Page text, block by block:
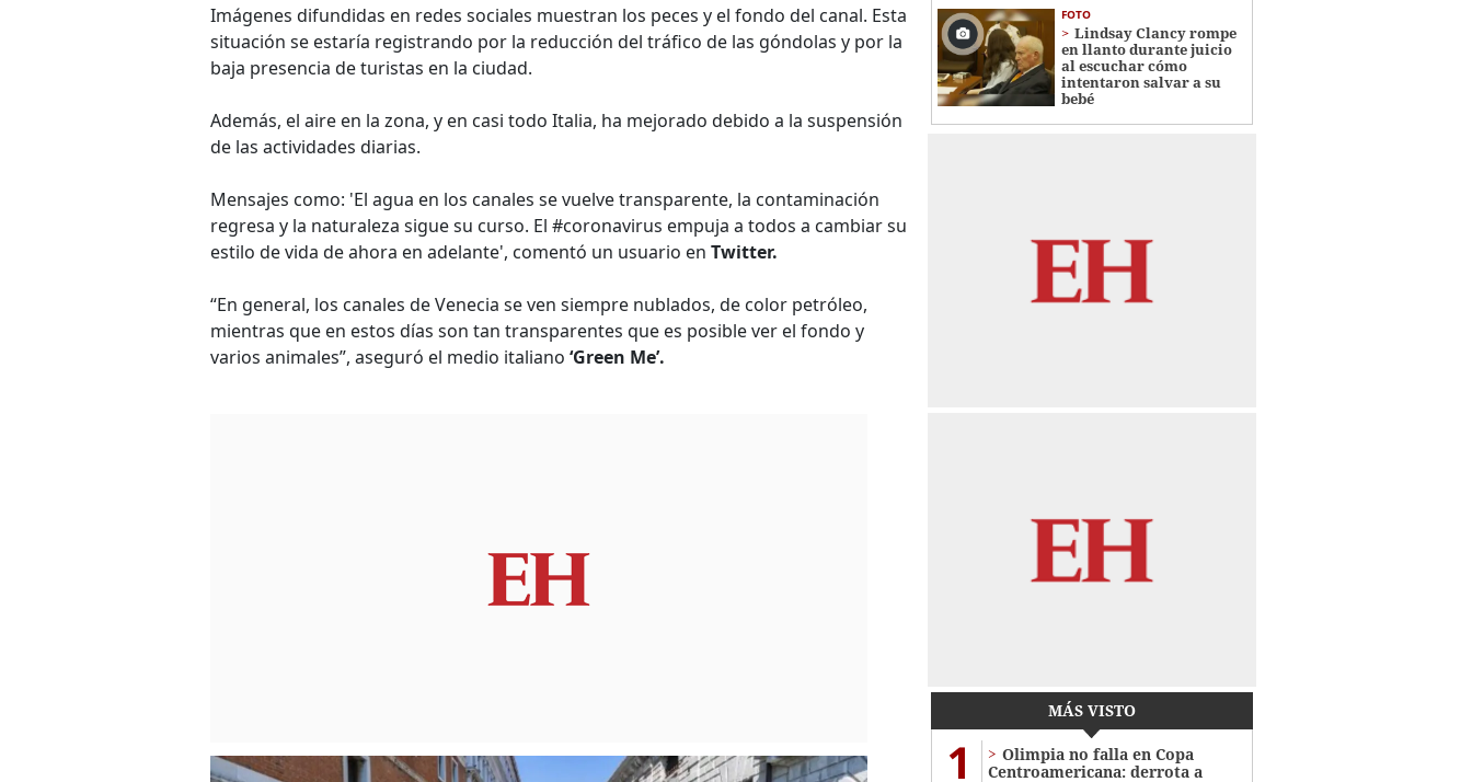
Imágenes difundidas en redes sociales muestran los peces y el fondo del canal. Esta
situación se estaría registrando por la reducción del tráfico de las góndolas y por la
baja presencia de turistas en la ciudad.
Además, el aire en la zona, y en casi todo Italia, ha mejorado debido a la suspensión
de las actividades diarias.
Mensajes como: 'El agua en los canales se vuelve transparente, la contaminación
regresa y la naturaleza sigue su curso. El #coronavirus empuja a todos a cambiar su
estilo de vida de ahora en adelante', comentó un usuario en Twitter.
“En general, los canales de Venecia se ven siempre nublados, de color petróleo,
mientras que en estos días son tan transparentes que es posible ver el fondo y
varios animales”, aseguró el medio italiano ‘Green Me’.
FOTO
Lindsay Clancy rompe
en llanto durante juicio
al escuchar cómo
intentaron salvar a su
bebé
MÁS VISTO
1
Olimpia no falla en Copa
Centroamericana: derrota a